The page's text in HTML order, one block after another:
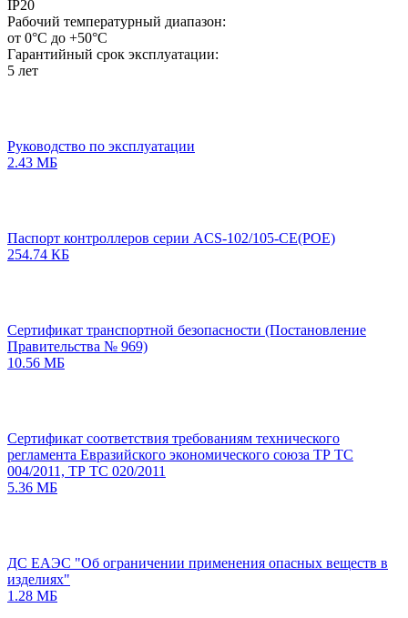
IP20
Рабочий температурный диапазон:
от 0°C до +50°C
Гарантийный срок эксплуатации:
5 лет
Руководство по эксплуатации
2.43 МБ
Паспорт контроллеров серии ACS-102/105-CE(POE)
254.74 КБ
Сертификат транспортной безопасности (Постановление
Правительства № 969)
10.56 МБ
Сертификат соответствия требованиям технического
регламента Евразийского экономического союза ТР ТС
004/2011, ТР ТС 020/2011
5.36 МБ
ДС ЕАЭС "Об ограничении применения опасных веществ в
изделиях"
1.28 МБ